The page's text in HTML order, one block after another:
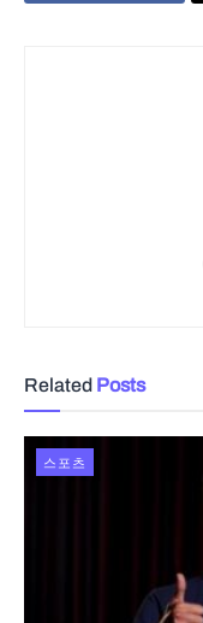
Related Posts
스포츠